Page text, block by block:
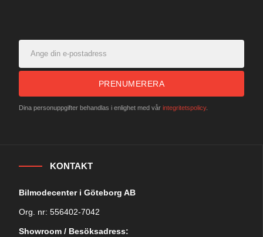
PRENUMERERA
Dina personuppgifter behandlas i enlighet med vår integritetspolicy.
KONTAKT
Bilmodecenter i Göteborg AB
Org. nr: 556402-7042
Showroom / Besöksadress: